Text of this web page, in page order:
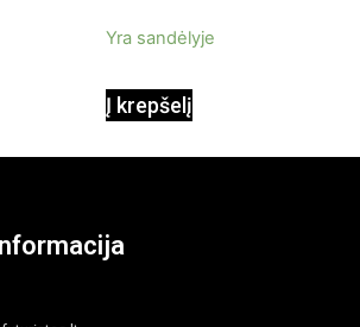
Yra sandėlyje
Į krepšelį